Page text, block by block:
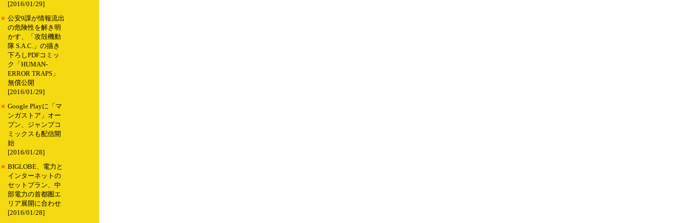
[2016/01/29]
■ 公安9課が情報流出
の危険性を解き明
かす、「攻殻機動
隊 S.A.C.」の描き
下ろしPDFコミッ
ク「HUMAN-
ERROR TRAPS」
無償公開
[2016/01/29]
■ Google Playに「マ
ンガストア」オー
プン、ジャンプコ
ミックスも配信開
始
[2016/01/28]
■ BIGLOBE、電力と
インターネットの
セットプラン、中
部電力の首都圏エ
リア展開に合わせ
[2016/01/28]